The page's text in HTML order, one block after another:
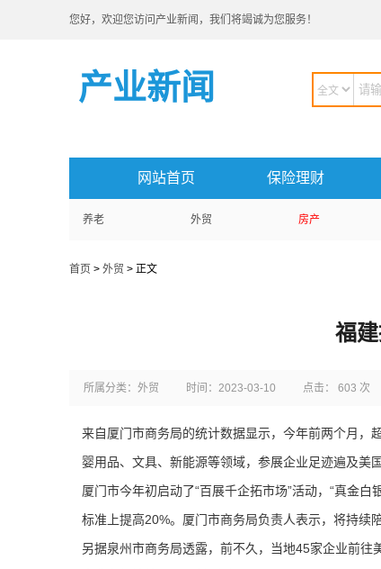
您好，欢迎您访问产业新闻，我们将竭诚为您服务！
产业新闻
网站首页 保险理财
养老 外贸 房产
首页 > 外贸 > 正文
福
所属分类：外贸 时间：2023-03-10 点击： 603 次
来自厦门市商务局的统计数据显示，今年前两个月，
婴用品、文具、新能源等领域，参展企业足迹遍及美
厦门市今年初启动了“百展千企拓市场”活动，“真金
标准上提高20%。厦门市商务局负责人表示，将持续
另据泉州市商务局透露，前不久，当地45家企业前